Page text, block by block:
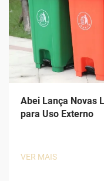
Abei Lança Novas
para Uso Externo
VER MAIS